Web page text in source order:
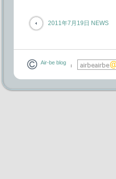
2011年7月19日 NEWS
Air-be blog